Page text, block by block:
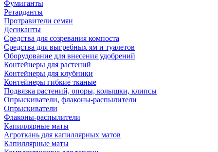
Фумиганты
Ретарданты
Протравители семян
Десиканты
Средства для созревания компоста
Средства для выгребных ям и туалетов
Оборудование для внесения удобрений
Контейнеры для растений
Контейнеры для клубники
Контейнеры гибкие тканые
Подвязка растений, опоры, колышки, клипсы
Опрыскиватели, флаконы-распылители
Опрыскиватели
Флаконы-распылители
Капиллярные маты
Агроткань для капиллярных матов
Капиллярные маты